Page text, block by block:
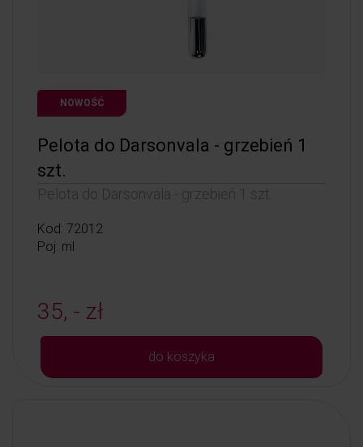
NOWOŚĆ
Pelota do Darsonvala - grzebień 1
szt.
Pelota do Darsonvala - grzebień 1 szt.
Kod: 72012
Poj: ml
35, - zł
do koszyka